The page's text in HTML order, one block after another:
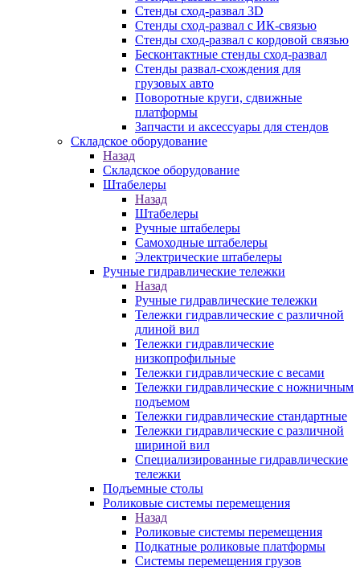
Стенды сход-развал 3D
Стенды сход-развал с ИК-связью
Стенды сход-развал с кордовой связью
Бесконтактные стенды сход-развал
Стенды развал-схождения для
грузовых авто
Поворотные круги, сдвижные
платформы
Запчасти и аксессуары для стендов
Складское оборудование
Назад
Складское оборудование
Штабелеры
Назад
Штабелеры
Ручные штабелеры
Самоходные штабелеры
Электрические штабелеры
Ручные гидравлические тележки
Назад
Ручные гидравлические тележки
Тележки гидравлические с различной
длиной вил
Тележки гидравлические
низкопрофильные
Тележки гидравлические с весами
Тележки гидравлические с ножничным
подъемом
Тележки гидравлические стандартные
Тележки гидравлические с различной
шириной вил
Специализированные гидравлические
тележки
Подъемные столы
Роликовые системы перемещения
Назад
Роликовые системы перемещения
Подкатные роликовые платформы
Системы перемещения грузов